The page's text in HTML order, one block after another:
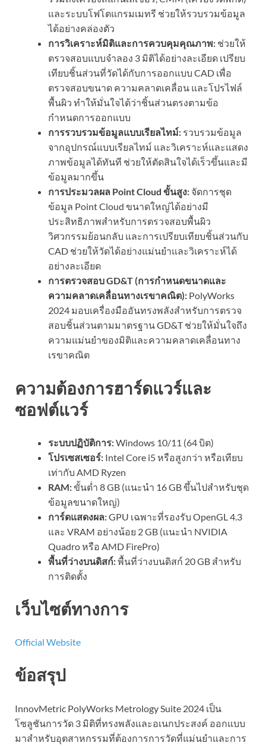
และระบบโฟโตแกรมเมทรี ช่วยให้รวบรวมข้อมูล
ได้อย่างคล่องตัว
การวิเคราะห์มิติและการควบคุมคุณภาพ: ช่วยให้
ตรวจสอบแบบจำลอง 3 มิติได้อย่างละเอียด เปรียบ
เทียบชิ้นส่วนที่วัดได้กับการออกแบบ CAD เพื่อ
ตรวจสอบขนาด ความคลาดเคลื่อน และโปรไฟล์
พื้นผิว ทำให้มั่นใจได้ว่าชิ้นส่วนตรงตามข้อ
กำหนดการออกแบบ
การรวบรวมข้อมูลแบบเรียลไทม์: รวบรวมข้อมูล
จากอุปกรณ์แบบเรียลไทม์ และวิเคราะห์และแสดง
ภาพข้อมูลได้ทันที ช่วยให้ตัดสินใจได้เร็วขึ้นและมี
ข้อมูลมากขึ้น
การประมวลผล Point Cloud ขั้นสูง: จัดการชุด
ข้อมูล Point Cloud ขนาดใหญ่ได้อย่างมี
ประสิทธิภาพสำหรับการตรวจสอบพื้นผิว
วิศวกรรมย้อนกลับ และการเปรียบเทียบชิ้นส่วนกับ
CAD ช่วยให้วัดได้อย่างแม่นยำและวิเคราะห์ได้
อย่างละเอียด
การตรวจสอบ GD&T (การกำหนดขนาดและ
ความคลาดเคลื่อนทางเรขาคณิต): PolyWorks
2024 มอบเครื่องมืออันทรงพลังสำหรับการตรวจ
สอบชิ้นส่วนตามมาตรฐาน GD&T ช่วยให้มั่นใจถึง
ความแม่นยำของมิติและความคลาดเคลื่อนทาง
เรขาคณิต
ความต้องการฮาร์ดแวร์และ
ซอฟต์แวร์
ระบบปฏิบัติการ:Windows 10/11 (64 บิต)
โปรเซสเซอร์: Intel Core i5 หรือสูงกว่า หรือเทียบ
เท่ากับ AMD Ryzen
RAM:ขั้นต่ำ 8 GB (แนะนำ 16 GB ขึ้นไปสำหรับชุด
ข้อมูลขนาดใหญ่)
การ์ดแสดงผล:GPU เฉพาะที่รองรับ OpenGL 4.3
และ VRAM อย่างน้อย 2 GB (แนะนำ NVIDIA
Quadro หรือ AMD FirePro)
พื้นที่ว่างบนดิสก์:พื้นที่ว่างบนดิสก์ 20 GB สำหรับ
การติดตั้ง
เว็บไซต์ทางการ
Official Website
ข้อสรุป
InnovMetric PolyWorks Metrology Suite 2024 เป็น
โซลูชันการวัด 3 มิติที่ทรงพลังและอเนกประสงค์ ออกแบบ
มาสำหรับอุตสาหกรรมที่ต้องการการวัดที่แม่นยำและการ